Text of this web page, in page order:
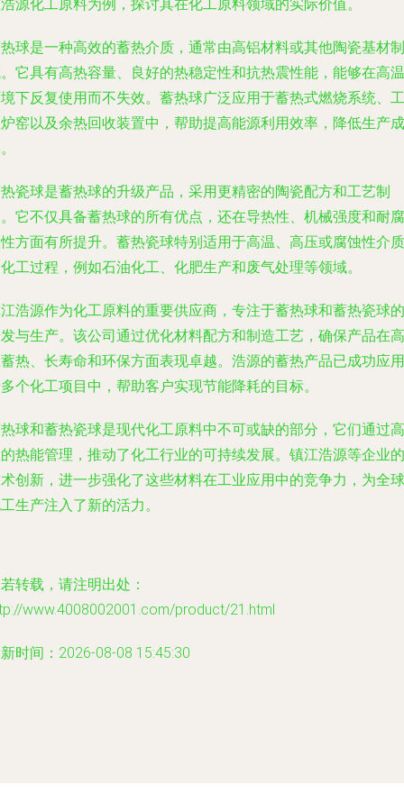
源化工原料为例，探讨其在化工原料领域的实际价值。
球是一种高效的蓄热介质，通常由高铝材料或其他陶瓷基材制
它具有高热容量、良好的热稳定性和抗热震性能，能够在高温
下反复使用而不失效。蓄热球广泛应用于蓄热式燃烧系统、工
窑以及余热回收装置中，帮助提高能源利用效率，降低生产成
瓷球是蓄热球的升级产品，采用更精密的陶瓷配方和工艺制
它不仅具备蓄热球的所有优点，还在导热性、机械强度和耐腐
方面有所提升。蓄热瓷球特别适用于高温、高压或腐蚀性介质
工过程，例如石油化工、化肥生产和废气处理等领域。
浩源作为化工原料的重要供应商，专注于蓄热球和蓄热瓷球的
与生产。该公司通过优化材料配方和制造工艺，确保产品在高
热、长寿命和环保方面表现卓越。浩源的蓄热产品已成功应用
个化工项目中，帮助客户实现节能降耗的目标。
球和蓄热瓷球是现代化工原料中不可或缺的部分，它们通过高
热能管理，推动了化工行业的可持续发展。镇江浩源等企业的
创新，进一步强化了这些材料在工业应用中的竞争力，为全球
生产注入了新的活力。
转载，请注明出处：
www.4008002001.com/product/21.html
时间：2026-08-08 15:45:30